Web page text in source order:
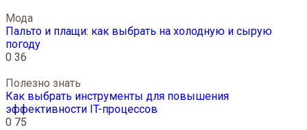
Мода
Пальто и плащи: как выбрать на холодную и сырую
погоду
0 36
Полезно знать
Как выбрать инструменты для повышения
эффективности IT-процессов
0 75